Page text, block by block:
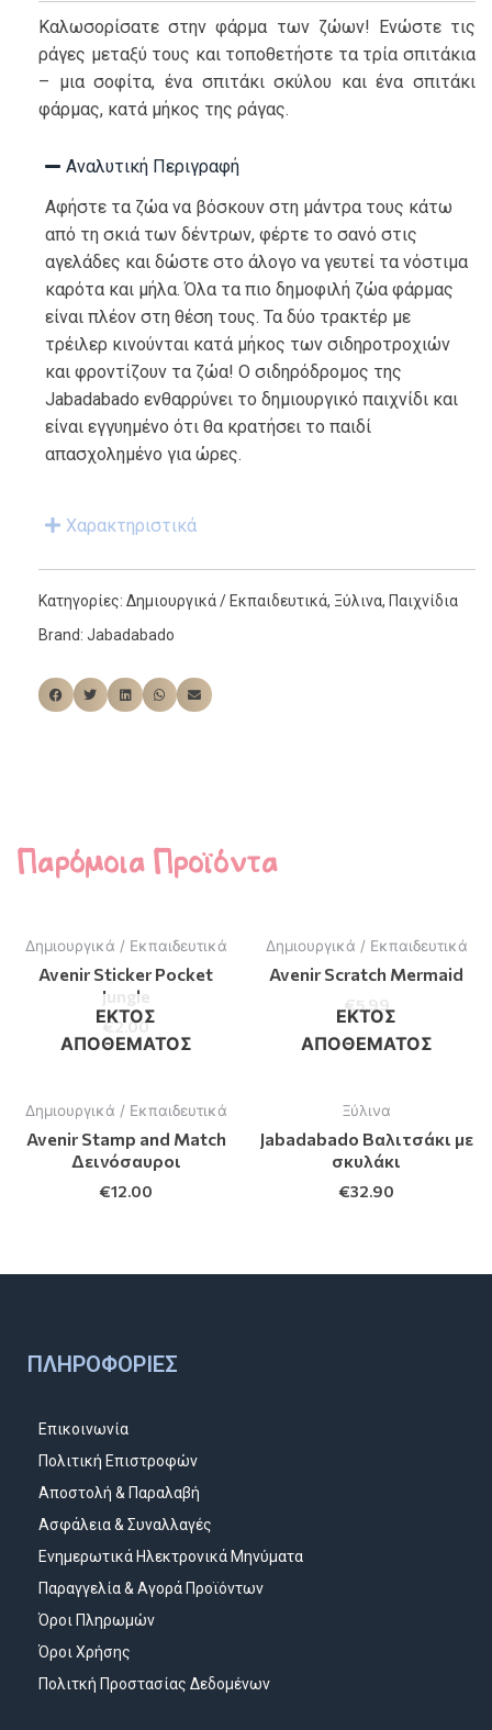
Καλωσορίσατε στην φάρμα των ζώων! Ενώστε τις
ράγες μεταξύ τους και τοποθετήστε τα τρία σπιτάκια
– μια σοφίτα, ένα σπιτάκι σκύλου και ένα σπιτάκι
φάρμας, κατά μήκος της ράγας.
Αναλυτική Περιγραφή
Αφήστε τα ζώα να βόσκουν στη μάντρα τους κάτω
από τη σκιά των δέντρων, φέρτε το σανό στις
αγελάδες και δώστε στο άλογο να γευτεί τα νόστιμα
καρότα και μήλα. Όλα τα πιο δημοφιλή ζώα φάρμας
είναι πλέον στη θέση τους. Τα δύο τρακτέρ με
τρέιλερ κινούνται κατά μήκος των σιδηροτροχιών
και φροντίζουν τα ζώα! Ο σιδηρόδρομος της
Jabadabado ενθαρρύνει το δημιουργικό παιχνίδι και
είναι εγγυημένο ότι θα κρατήσει το παιδί
απασχολημένο για ώρες.
Χαρακτηριστικά
Κατηγορίες: Δημιουργικά / Εκπαιδευτικά, Ξύλινα, Παιχνίδια
Brand: Jabadabado
Παρόμοια Προϊόντα
Δημιουργικά / Εκπαιδευτικά
Avenir Sticker Pocket
Jungle
€2.00
Δημιουργικά / Εκπαιδευτικά
Avenir Scratch Mermaid
ΕΚΤΌΣ
ΑΠΟΘΈΜΑΤΟΣ
Δημιουργικά / Εκπαιδευτικά
Avenir Stamp and Match
Δεινόσαυροι
€12.00
ΕΚΤΌΣ
ΑΠΟΘΈΜΑΤΟΣ
Ξύλινα
Jabadabado Βαλιτσάκι με
σκυλάκι
€32.90
ΠΛΗΡΟΦΟΡΊΕΣ
Επικοινωνία
Πολιτική Επιστροφών
Αποστολή & Παραλαβή
Ασφάλεια & Συναλλαγές
Ενημερωτικά Ηλεκτρονικά Μηνύματα
Παραγγελία & Αγορά Προϊόντων
Όροι Πληρωμών
Όροι Χρήσης
Πολιτκή Προστασίας Δεδομένων